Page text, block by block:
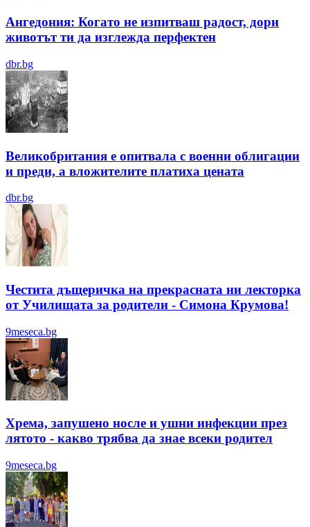
Ангедония: Когато не изпитваш радост, дори
животът ти да изглежда перфектен
dbr.bg
Великобритания е опитвала с военни облигации
и преди, а вложителите платиха цената
dbr.bg
Честита дъщеричка на прекрасната ни лекторка
от Училищата за родители - Симона Крумова!
9meseca.bg
Хрема, запушено носле и ушни инфекции през
лятотo - какво трябва да знае всеки родител
9meseca.bg